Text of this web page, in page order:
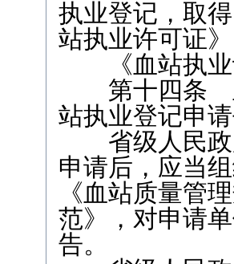
执业登记，取
站执业许可证
《血站执业
第十四条 血
站执业登记申
省级人民政
申请后，应当
《血站质量管
范》，对申请
告。